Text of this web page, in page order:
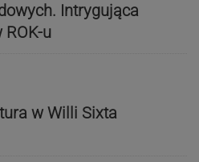
Intrygująca
u
w Willi Sixta